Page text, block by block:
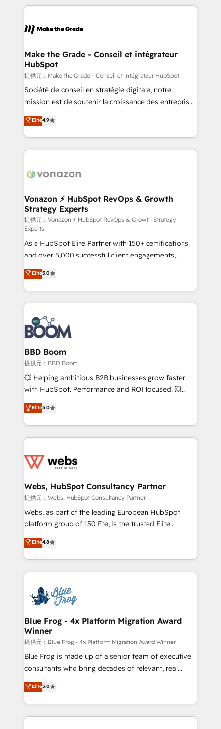
un échange dédié.
and ensure faster time to value on HubSpot. What
day one, our team takes the time to deeply
strategies that deliver impactful results. Our mission
is to empower you to unlock HubSpot’s full potential
—faster. Through expert training, unmatched
responsiveness, and ongoing support, we equip
your team to adopt new systems with confidence
customer engagement.
Make the Grade - Conseil et intégrateur
HubSpot
提供元：Make the Grade - Conseil et intégrateur HubSpot
Société de conseil en stratégie digitale, notre
mission est de soutenir la croissance des entreprises
B2B à travers l’acquisition de nouveaux clients,
l'intégration CRM et le développement des revenus
auprès de vos comptes existants. En France et à
l'international, nous travaillons avec des ETI
delà d’une simple transformation digitale et des
➤ L’intégration de CRM et de méthodologie RevOps
pour aligner les équipes marketing, commerciales et
support client (data migration, synchronisation API,
audit et maintenance) ➤ La création de sites internet
de conversion qui transforment les visiteurs en
opportunités d'affaires ➤ La mise en place de
stratégies d'acquisition marketing (SEO, SEA,
inbound, automatisation marketing, ABM, IA,
emailing) Informations clés : - 10 ans d'expérience -
100+ intégrations CRM HubSpot réussies - 40
experts conseil - 150 certifications HubSpot
cumulées
Elite4.9
Vonazon ⚡ HubSpot RevOps & Growth
Strategy Experts
提供元：Vonazon ⚡ HubSpot RevOps & Growth Strategy
Experts
As a HubSpot Elite Partner with 150+ certifications
and over 5,000 successful client engagements,
Vonazon turns marketing complexity into
measurable, scalable growth. From onboarding to
enterprise-grade campaigns, our in-house team
builds scalable strategies that drive long-term
revenue. ⚙️ HubSpot Integration & Optimization •
Seamless CRM, CMS, and automation setup •
Complex platform migrations and data cleanups •
Custom APIs and third-party integrations 📈 End-to-
End Revenue Acceleration • Lifecycle marketing and
pipeline growth programs • Sales enablement tools
and CRM optimization • Retention strategies with
Execution • 750+ onboardings and 2,000+
implementations • Deep expertise across marketing,
Elite5.0
BBD Boom
提供元：BBD Boom
💥 Helping ambitious B2B businesses grow faster
with HubSpot. Performance and ROI focused. 💥
BBD Boom is the HubSpot partner that can help you
to HubSpot Better. We work with your teams to
solve all your HubSpot challenges and improve user
adoption, sales process and marketing results.
the first time 🔧 Designing and optimising your
and build using HubSpot 🔌 Integrating HubSpot
with other systems 🎓 Training your teams to be
HubSpot pros 📊 Lead generation services using
HubSpot Why us? - SIX HubSpot Accreditations -
CRM, Solutions Architecture, Onboarding , Data
Migration, Custom Integration & Platform
team of 25+ experts Contact us today to help you
get more from your investment in HubSpot.
Elite5.0
Webs, HubSpot Consultancy Partner
提供元：Webs, HubSpot Consultancy Partner
Webs, as part of the leading European HubSpot
platform group of 150 Fte, is the trusted Elite
HubSpot CRM Partner offering you a roadmap on
maximizing EBITDA and achieving Commercial
Excellence. With our targeted processes, we
strengthen your digital transformation and minimize
Implementation partner, we provide expertise to
drive your business forward. Since 2015 we are fully
dedicated to HubSpot and with an experienced
team (50+), we work with reputable companies in
B2B sectors such as manufacturing, SaaS and
business services. We prepare a customized
business case that demonstrates the value and
detailed financial rationale with a focus on ROI and
TCO. As a trusted extension of your team, we
Elite4.8
Blue Frog - 4x Platform Migration Award
Winner
提供元：Blue Frog - 4x Platform Migration Award Winner
Blue Frog is made up of a senior team of executive
consultants who bring decades of relevant, real
world experience to our client engagements. "Blue
Frog is a top, trusted partner in HubSpot's
ecosystem for a reason. Their team brings over a
decade of experience to the table, along with deep
Elite5.0